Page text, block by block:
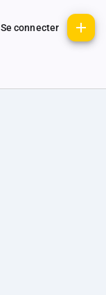
Se connecter